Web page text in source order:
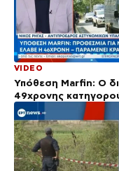
VIDEO
Υπόθεση Marfin: Ο
49χρονης